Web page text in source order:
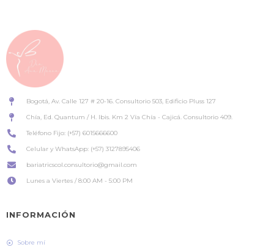
Bogotá, Av. Calle 127 # 20-16. Consultorio 503, Edificio Pluss 127
Chía, Ed. Quantum / H. Ibis. Km 2 Vía Chía - Cajicá. Consultorio 409.
Teléfono Fijo: (+57) 6015666600
Celular y WhatsApp: (+57) 3127895406
bariatricscol.consultorio@gmail.com
Lunes a Viertes / 8:00 AM - 5:00 PM
INFORMACIÓN
Sobre mí